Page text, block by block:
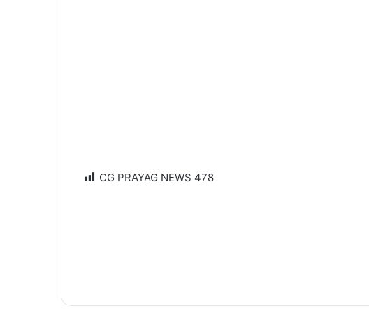
CG PRAYAG NEWS 478